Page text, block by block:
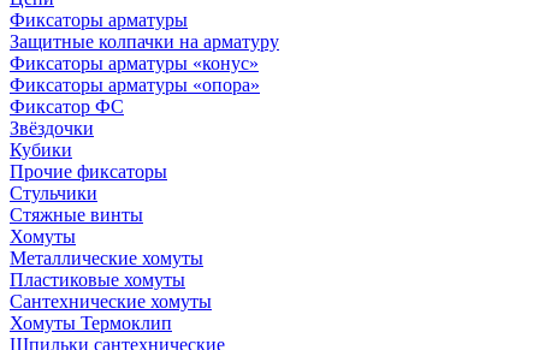
Фиксаторы арматуры
Защитные колпачки на арматуру
Фиксаторы арматуры «конус»
Фиксаторы арматуры «опора»
Фиксатор ФС
Звёздочки
Кубики
Прочие фиксаторы
Стульчики
Стяжные винты
Хомуты
Металлические хомуты
Пластиковые хомуты
Сантехнические хомуты
Хомуты Термоклип
Шпильки сантехнические